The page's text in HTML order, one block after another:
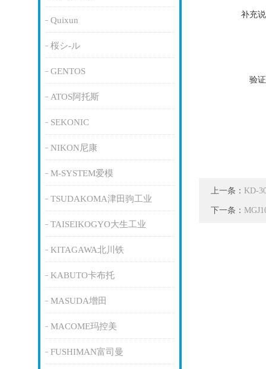
Quixun
桜シ-ル
GENTOS
ATOS阿托斯
SEKONIC
NIKON尼康
M-SYSTEM爱模
TSUDAKOMA津田驹工业
TAISEIKOGYO大生工业
KITAGAWA北川铁
KABUTO卡布托
MASUDA增田
MACOME玛控美
FUSHIMAN富司曼
补充
验
上一条： KD-
下一条：